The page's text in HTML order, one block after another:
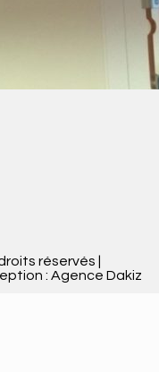
réservés |
: Agence Dakiz